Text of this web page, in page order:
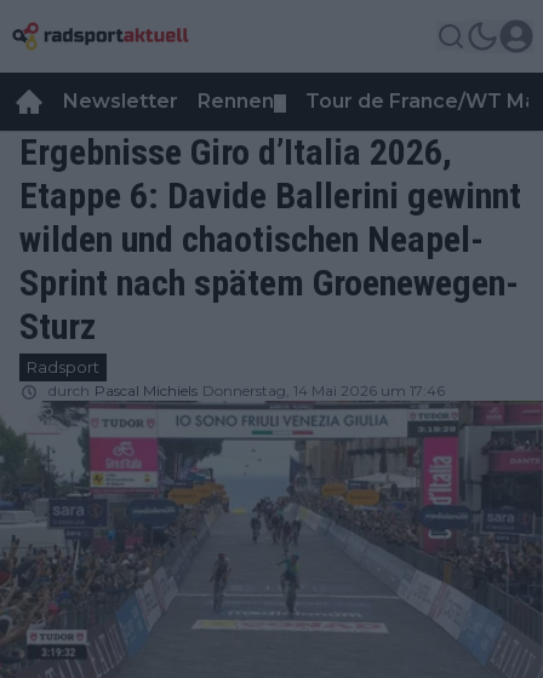
Newsletter Rennen Tour de France/WT
Ergebnisse Giro d’Italia 2026,
Etappe 6: Davide Ballerini gewinnt
wilden und chaotischen Neapel-
Sprint nach spätem Groenewegen-
Sturz
Radsport
durch Pascal Michiels Donnerstag, 14 Mai 2026 um 17:46